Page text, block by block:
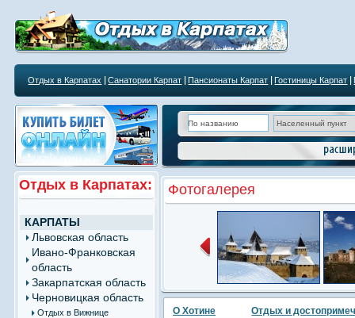
Отдых в Карпатах Санатории Карпат Пансионаты Карпат Гостиницы Карпат
Отдых в Карпатах:
КАРПАТЫ
Львовская область
Ивано-Франковская
область
Закарпатская область
Черновицкая область
Отдых в Вижнице
Фотогалерея
О Хотине Отдых и